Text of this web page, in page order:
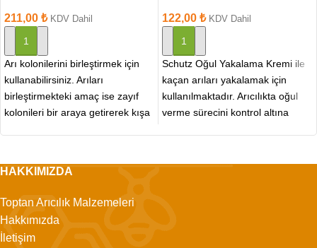
211,00 ₺ KDV Dahil
SEPETE EKLE
Arı kolonilerini birleştirmek için
kullanabilirsiniz. Arıları
birleştirmekteki amaç ise zayıf
kolonileri bir araya getirerek kışa
122,00 ₺ KDV Dahil
SEPETE EKLE
Schutz Oğul Yakalama Kremi ile
kaçan arıları yakalamak için
kullanılmaktadır. Arıcılıkta oğul
verme sürecini kontrol altına
HAKKIMIZDA
Toptan Arıcılık Malzemeleri
Hakkımızda
İletişim